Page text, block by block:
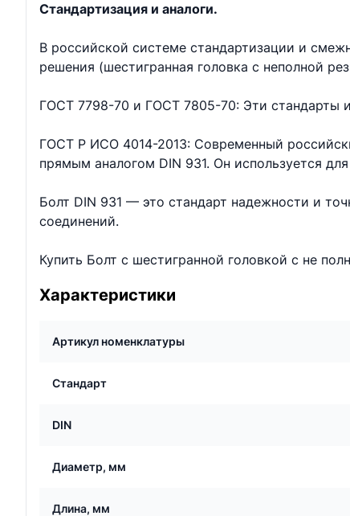
Стандартизация и аналоги.
В российской системе стандартизации и
решения (шестигранная головка с неполной
ГОСТ 7798-70 и ГОСТ 7805-70: Эти стандарты
ГОСТ Р ИСО 4014-2013: Современный
прямым аналогом DIN 931. Он используется
Болт DIN 931 — это стандарт надежности и
соединений.
Купить Болт с шестигранной головкой с не
Характеристики
Артикул номенклатуры
Стандарт
DIN
Диаметр, мм
Длина, мм